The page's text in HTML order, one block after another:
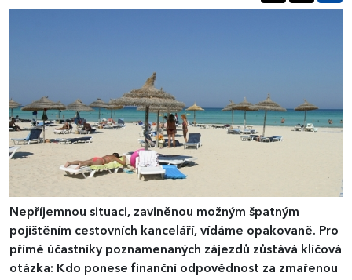
Nepříjemnou situaci, zaviněnou možným špatným
pojištěním cestovních kanceláří, vídáme opakovaně. Pro
přímé účastníky poznamenaných zájezdů zůstává klíčová
otázka: Kdo ponese finanční odpovědnost za zmařenou